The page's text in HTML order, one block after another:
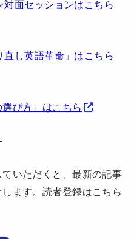
面セッションはこちら
し英語革命」はこちら
び方」はこちら
いただくと、最新の記事
ます。読者登録はこちら